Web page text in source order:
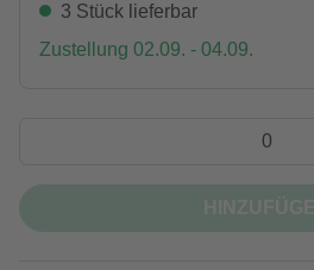
3 Stück lieferbar
Zustellung 02.09. - 04.09.